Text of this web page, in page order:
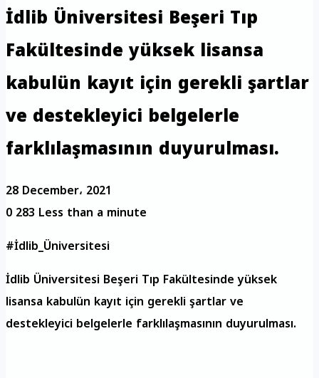
İdlib Üniversitesi Beşeri Tıp
Fakültesinde yüksek lisansa
kabulün kayıt için gerekli şartlar
ve destekleyici belgelerle
farklılaşmasının duyurulması.
28 December، 2021
0283 Less than a minute
#İdlib_Üniversitesi
İdlib Üniversitesi Beşeri Tıp Fakültesinde yüksek
lisansa kabulün kayıt için gerekli şartlar ve
destekleyici belgelerle farklılaşmasının duyurulması.